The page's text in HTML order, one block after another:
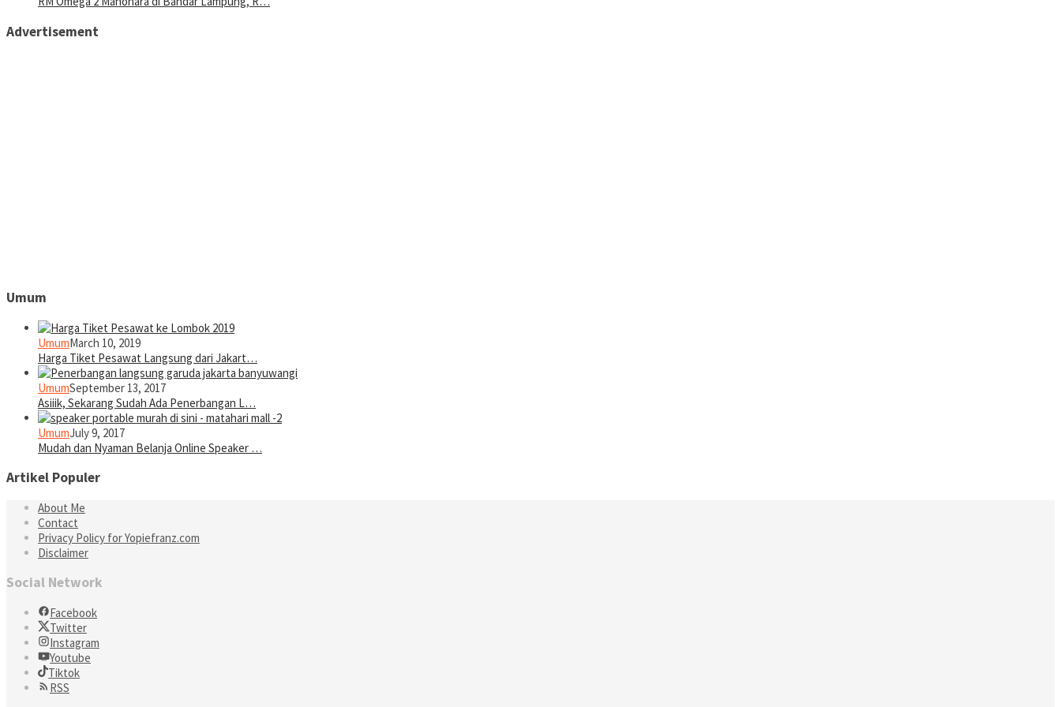
Advertisement
Umum
UmumMarch 10, 2019
Harga Tiket Pesawat Langsung dari Jakart…
UmumSeptember 13, 2017
Asiiik, Sekarang Sudah Ada Penerbangan L…
UmumJuly 9, 2017
Mudah dan Nyaman Belanja Online Speaker …
Artikel Populer
About Me
Contact
Privacy Policy for Yopiefranz.com
Disclaimer
Social Network
Facebook
Twitter
Instagram
Youtube
Tiktok
RSS